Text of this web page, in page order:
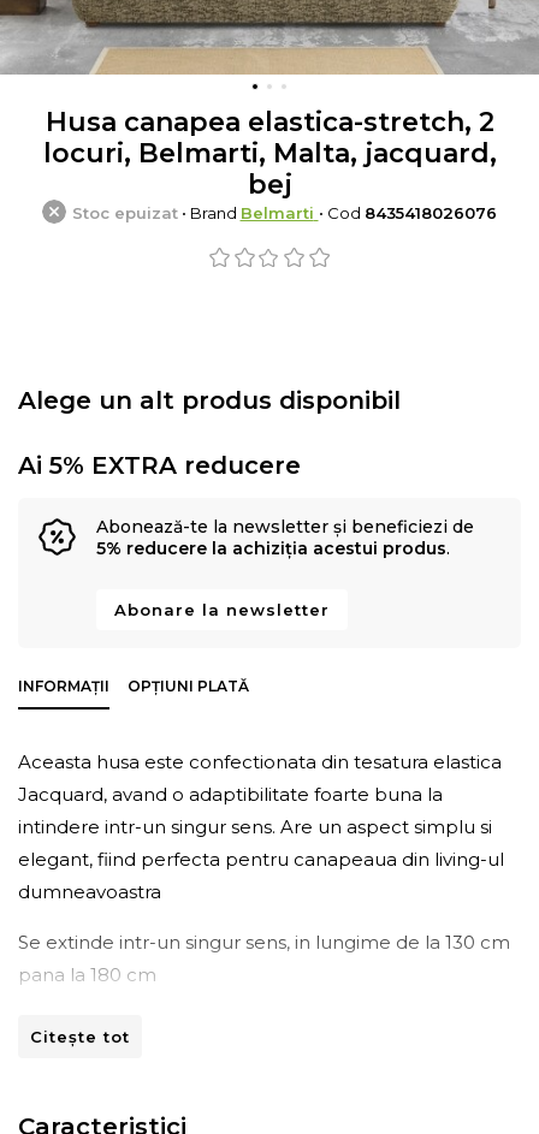
Husa canapea elastica-stretch, 2
locuri, Belmarti, Malta, jacquard,
bej
Stoc epuizat• Brand Belmarti • Cod 8435418026076
Alege un alt produs disponibil
Ai 5% EXTRA reducere
Abonează-te la newsletter și beneficiezi de
5% reducere la achiziția acestui produs.
Abonare la newsletter
INFORMAȚII OPȚIUNI PLATĂ
Aceasta husa este confectionata din tesatura elastica
Jacquard, avand o adaptibilitate foarte buna la
intindere intr-un singur sens. Are un aspect simplu si
elegant, fiind perfecta pentru canapeaua din living-ul
dumneavoastra
Se extinde intr-un singur sens, in lungime de la 130 cm
pana la 180 cm
Citește tot
Caracteristici